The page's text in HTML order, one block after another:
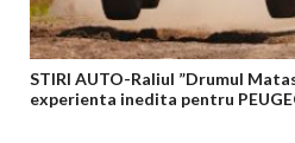
STIRI AUTO-Raliul ”Drumul
experienta inedita pentru